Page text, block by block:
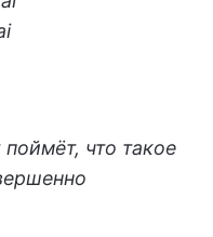
что такое